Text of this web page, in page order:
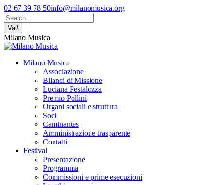
Vai
ai
contenuti
Facebook
page
opens
in
new
window
YouTube
page
opens
in
new
window
Instagram
page
opens
in
new
window
02 67 39 78 50info@milanomusica.org
Cerca:
Milano Musica
Milano Musica
Associazione
Bilanci di Missione
Luciana Pestalozza
Premio Pollini
Organi sociali e struttura
Soci
Caminantes
Amministrazione trasparente
Contatti
Festival
Presentazione
Programma
Commissioni e prime esecuzioni